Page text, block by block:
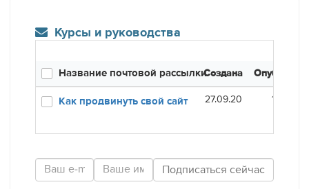
Курсы и руководства
Название почтовой рассылкиСоздана
Как продвинуть свой сайт 27.09.20 16.01.21